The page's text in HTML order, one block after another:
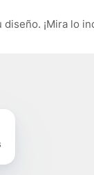
¡Mira